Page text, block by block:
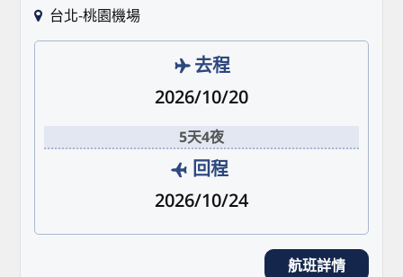
台北-桃園機場
去程
2026/10/20
5天4夜
回程
2026/10/24
航班詳情